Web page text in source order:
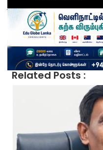
Related Posts :